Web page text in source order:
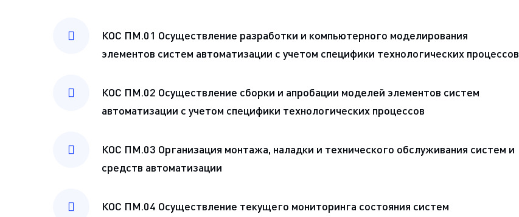
КОС ПМ.01 Осуществление разработки и компьютерного моделирования
элементов систем автоматизации с учетом специфики технологических процессов
КОС ПМ.02 Осуществление сборки и апробации моделей элементов систем
автоматизации с учетом специфики технологических процессов
КОС ПМ.03 Организация монтажа, наладки и технического обслуживания систем и
средств автоматизации
КОС ПМ.04 Осуществление текущего мониторинга состояния систем